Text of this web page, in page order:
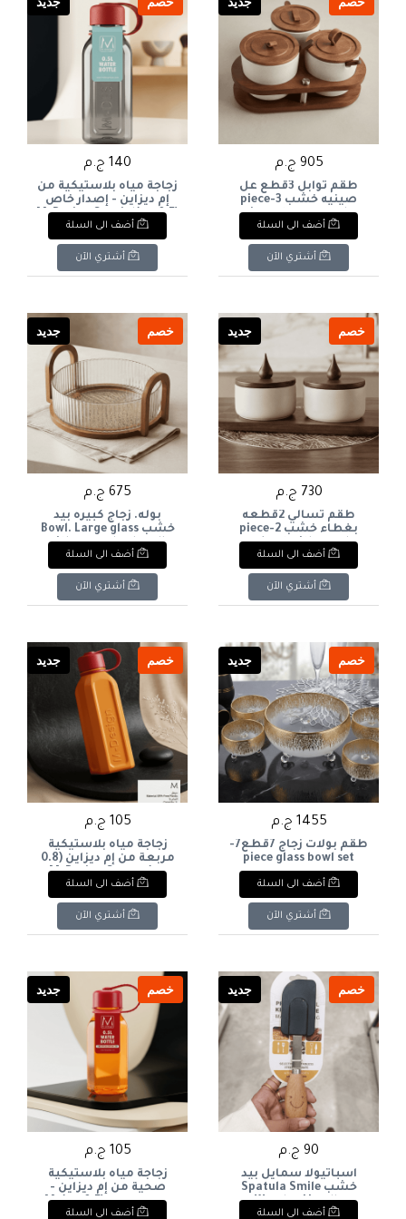
905 ج.م
طقم توابل 3قطع عل
صينيه خشب 3-piece
spice set on a wooden
tray
أضف الى السلة
أشتري الآن
140 ج.م
زجاجة مياه بلاستيكية من
إم ديزاين - إصدار خاص
(0.5 لتر)M-Design Special
Edition Plastic Water
Bottle (0.5L
أضف الى السلة
أشتري الآن
خصم جديد
730 ج.م
طقم تسالي 2قطعه
بغطاء خشب 2-piece
snack set with wooden
lid
أضف الى السلة
أشتري الآن
خصم جديد
675 ج.م
بوله. زجاج كبيره بيد
خشب Bowl. Large glass
with a wooden handle.
أضف الى السلة
أشتري الآن
خصم جديد
1455 ج.م
طقم بولات زجاج 7قطع7-
piece glass bowl set
أضف الى السلة
أشتري الآن
خصم جديد
105 ج.م
زجاجة مياه بلاستيكية
مربعة من إم ديزاين (0.8
لتر)M-Design Square
Plastic Water Bottle
(0.8L
أضف الى السلة
أشتري الآن
خصم جديد
90 ج.م
اسباتيولا سمايل بيد
خشب Spatula Smile
Wooden Handle
أضف الى السلة
خصم جديد
105 ج.م
زجاجة مياه بلاستيكية
صحية من إم ديزاين -
إصدار خاص (0.5 لتر)M-
Design Special Edition
أضف الى السلة